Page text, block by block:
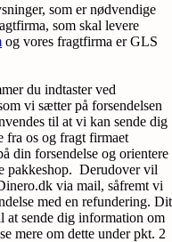
som er nødvendige
som skal levere
og vores fragtfirma er GLS
du indtaster ved
vi sætter på forsendelsen
til at vi kan sende dig
fra os og fragt firmaet
din forsendelse og orientere
pakkeshop. Derudover vil
via mail, såfremt vi
med en refundering. Dit
at sende dig information om
mere om dette under pkt. 2